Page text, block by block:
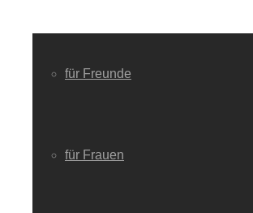
für Freunde
für Frauen